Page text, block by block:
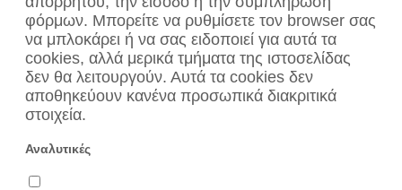
φόρμων. Μπορείτε να ρυθμίσετε τον browser σας
να μπλοκάρει ή να σας ειδοποιεί για αυτά τα
cookies, αλλά μερικά τμήματα της ιστοσελίδας
δεν θα λειτουργούν. Αυτά τα cookies δεν
αποθηκεύουν κανένα προσωπικά διακριτικά
στοιχεία.
Αναλυτικές